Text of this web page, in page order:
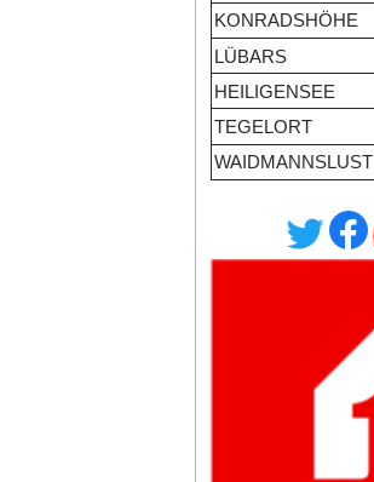
KONRADSHÖHE
LÜBARS
HEILIGENSEE
TEGELORT
WAIDMANNSLUST